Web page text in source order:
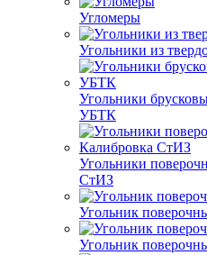
Угломеры
Угольники из
Угольники
УБТК
Угольники
СтИЗ
Угольник
Угольник